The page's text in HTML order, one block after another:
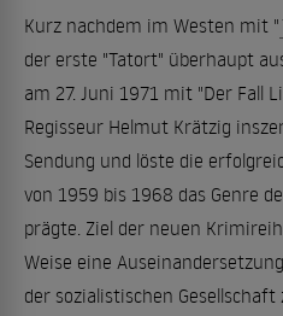
Kurz nachdem im Westen mit "
der erste "Tatort" überhaupt
am 27. Juni 1971 mit "Der Fall
Regisseur Helmut Krätzig
Sendung und löste die
von 1959 bis 1968 das Genre
prägte. Ziel der neuen
Weise eine
der sozialistischen